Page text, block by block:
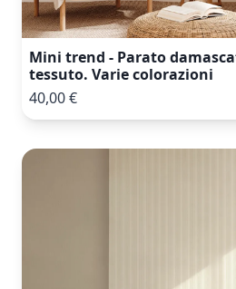
Mini trend - Parato
tessuto. Varie colorazioni
40,00 €